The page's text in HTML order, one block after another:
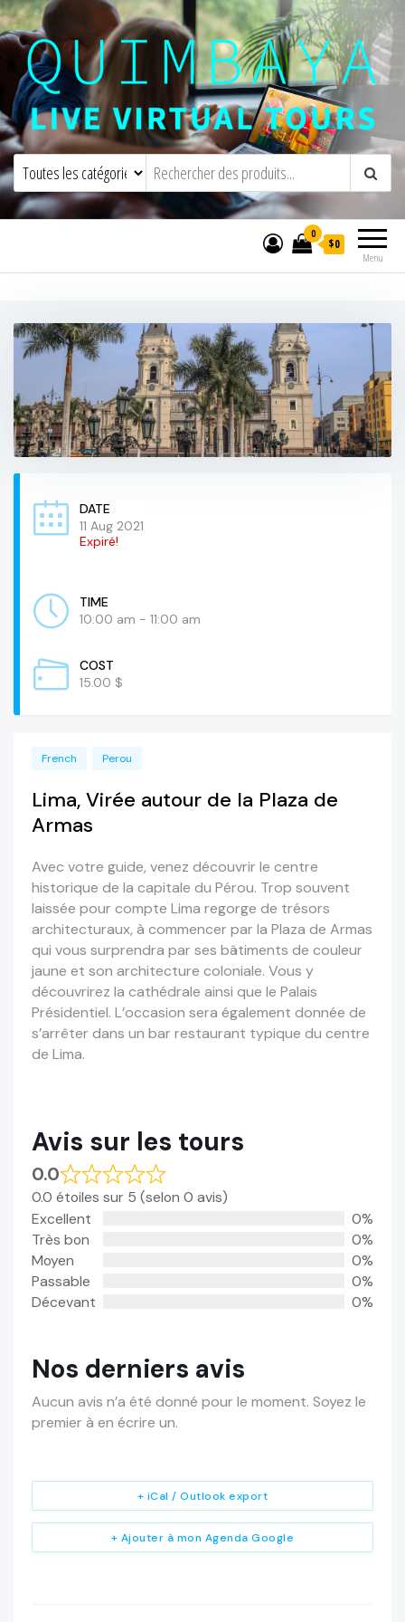
Quimbaya Virtual ToursVisites virtuelles interactives en direct
Menu
0
$0
DATE
11 Aug 2021
Expiré!
TIME
10:00 am - 11:00 am
COST
15.00 $
French Perou
Lima, Virée autour de la Plaza de
Armas
Avec votre guide, venez découvrir le centre
historique de la capitale du Pérou. Trop souvent
laissée pour compte Lima regorge de trésors
architecturaux, à commencer par la Plaza de Armas
qui vous surprendra par ses bâtiments de couleur
jaune et son architecture coloniale. Vous y
découvrirez la cathédrale ainsi que le Palais
Présidentiel. L’occasion sera également donnée de
s’arrêter dans un bar restaurant typique du centre
de Lima.
Avis sur les tours
0.0
0.0 étoiles sur 5 (selon 0 avis)
Excellent
0%
Très bon
0%
Moyen
0%
Passable
0%
Décevant
0%
Nos derniers avis
Aucun avis n’a été donné pour le moment. Soyez le
premier à en écrire un.
+ Ajouter à mon Agenda Google
+ iCal / Outlook export